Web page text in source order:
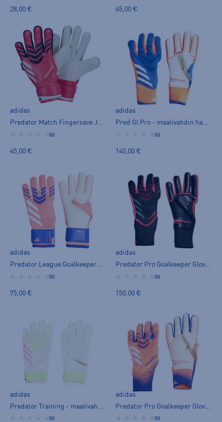
28,00 € 45,00 €
adidas
Predator Match Fingersave Jr - maalivahdin hanska
(0)
45,00 €
adidas
Pred Gl Pro - maalivahdin hanska
(0)
140,00 €
adidas
Predator League Goalkeeper Gloves - maalivahdin hanska
(0)
75,00 €
adidas
Predator Pro Goalkeeper Gloves - maalivahdin hanska
(0)
150,00 €
adidas
(0)
adidas
(0)